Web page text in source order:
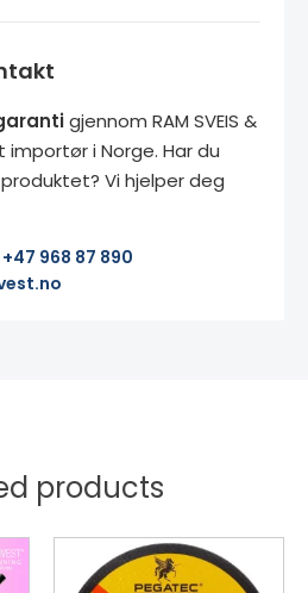
gjennom RAM SVEIS &
importør i Norge. Har du
Vi hjelper deg
968 87 890
products